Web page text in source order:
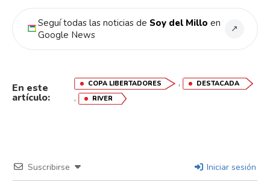
Seguí todas las noticias de Soy del Millo en
Google News
↗
En este
artículo:
COPA LIBERTADORES , DESTACADA
, RIVER
Suscribirse Iniciar sesión